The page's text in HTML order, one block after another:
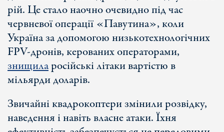
рій. Це стало наочно очевидно під час
червневої операції «Павутина», коли
Україна за допомогою низькотехнологічних
FPV-дронів, керованих операторами,
знищиларосійські літаки вартістю в
мільярди доларів.
Звичайні квадрокоптери змінили розвідку,
наведення і навіть власне атаки. Їхня